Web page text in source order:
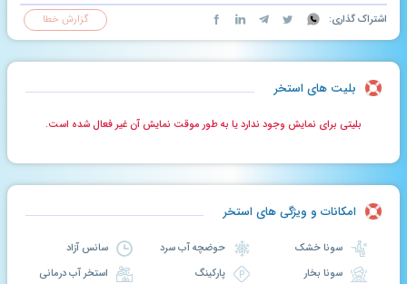
اشتراک گذاری: گزارش خطا
بلیت های استخر
بلیتی برای نمایش وجود ندارد یا به طور موقت نمایش آن غیر فعال شده است.
امکانات و ویژگی های استخر
سونا خشک
سونا بخار
حوضچه آب سرد
پارکینگ
سانس آزاد